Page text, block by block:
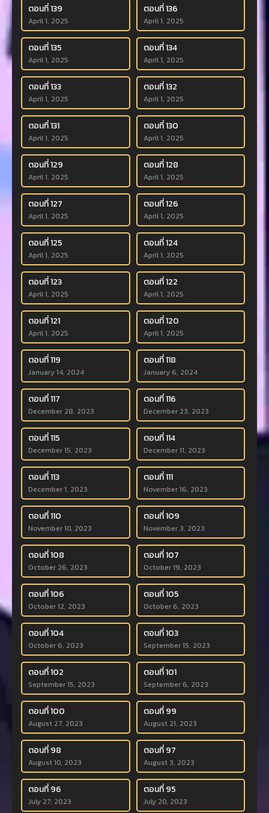
ตอนที่ 139
April 1, 2025
ตอนที่ 136
April 1, 2025
ตอนที่ 135
April 1, 2025
ตอนที่ 134
April 1, 2025
ตอนที่ 133
April 1, 2025
ตอนที่ 132
April 1, 2025
ตอนที่ 131
April 1, 2025
ตอนที่ 130
April 1, 2025
ตอนที่ 129
April 1, 2025
ตอนที่ 128
April 1, 2025
ตอนที่ 127
April 1, 2025
ตอนที่ 126
April 1, 2025
ตอนที่ 125
April 1, 2025
ตอนที่ 124
April 1, 2025
ตอนที่ 123
April 1, 2025
ตอนที่ 122
April 1, 2025
ตอนที่ 121
April 1, 2025
ตอนที่ 120
April 1, 2025
ตอนที่ 119
January 14, 2024
ตอนที่ 118
January 6, 2024
ตอนที่ 117
December 28, 2023
ตอนที่ 116
December 23, 2023
ตอนที่ 115
December 15, 2023
ตอนที่ 114
December 11, 2023
ตอนที่ 113
December 1, 2023
ตอนที่ 111
November 16, 2023
ตอนที่ 110
November 10, 2023
ตอนที่ 109
November 3, 2023
ตอนที่ 108
October 26, 2023
ตอนที่ 107
October 19, 2023
ตอนที่ 106
October 12, 2023
ตอนที่ 105
October 6, 2023
ตอนที่ 104
October 6, 2023
ตอนที่ 103
September 15, 2023
ตอนที่ 102
September 15, 2023
ตอนที่ 101
September 6, 2023
ตอนที่ 100
August 27, 2023
ตอนที่ 99
August 21, 2023
ตอนที่ 98
August 10, 2023
ตอนที่ 97
August 3, 2023
ตอนที่ 96
July 27, 2023
ตอนที่ 95
July 20, 2023